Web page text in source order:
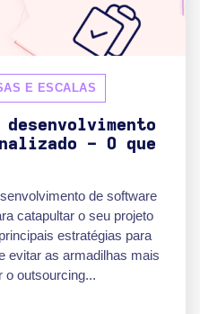
E ESCALAS
- O que
de software
catapultar o seu projeto
estratégias para
evitar as armadilhas mais
o outsourcing...